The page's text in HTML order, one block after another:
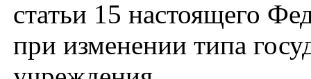
статьи 15 настоящего
при изменении типа